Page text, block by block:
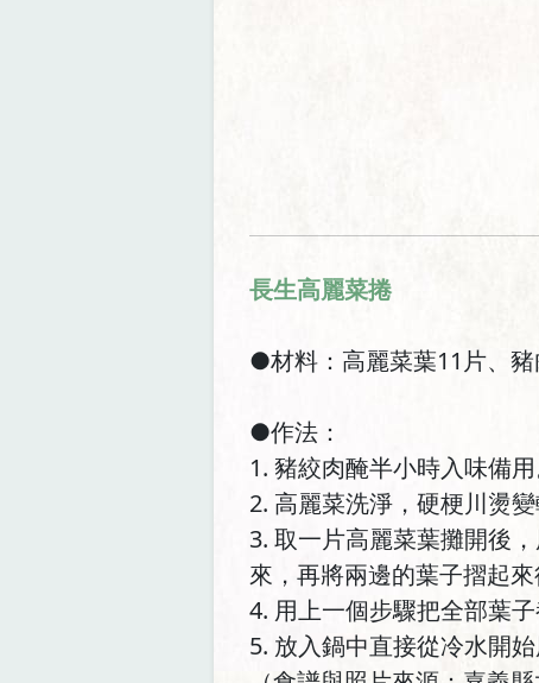
長生高麗菜捲
●材料：高麗菜葉11片、
●作法：
1. 豬絞肉醃半小時入味備用
2. 高麗菜洗淨，硬梗川燙變
3. 取一片高麗菜葉攤開後
來，再將兩邊的葉子摺起
4. 用上一個步驟把全部葉
5. 放入鍋中直接從冷水開始